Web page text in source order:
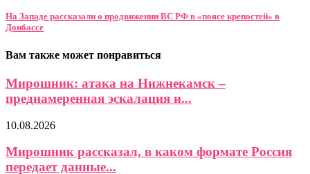
На Западе рассказали о продвижении ВС РФ в «поясе крепостей» в
Донбассе
Вам также может понравиться
Мирошник: атака на Нижнекамск –
преднамеренная эскалация и...
10.08.2026
Мирошник рассказал, в каком формате Россия
передает данные...